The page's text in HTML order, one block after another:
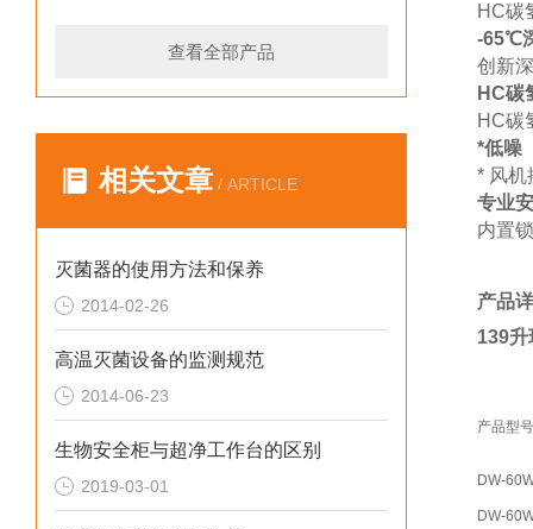
查看全部产品
相关文章 / ARTICLE
灭菌器的使用方法和保养
2014-02-26
高温灭菌设备的监测规范
2014-06-23
生物安全柜与超净工作台的区别
2019-03-01
HC碳
-65℃
创新
HC碳
HC碳
*低噪
* 风机
专业
内置
产品
139升
产品型号
DW-
DW-